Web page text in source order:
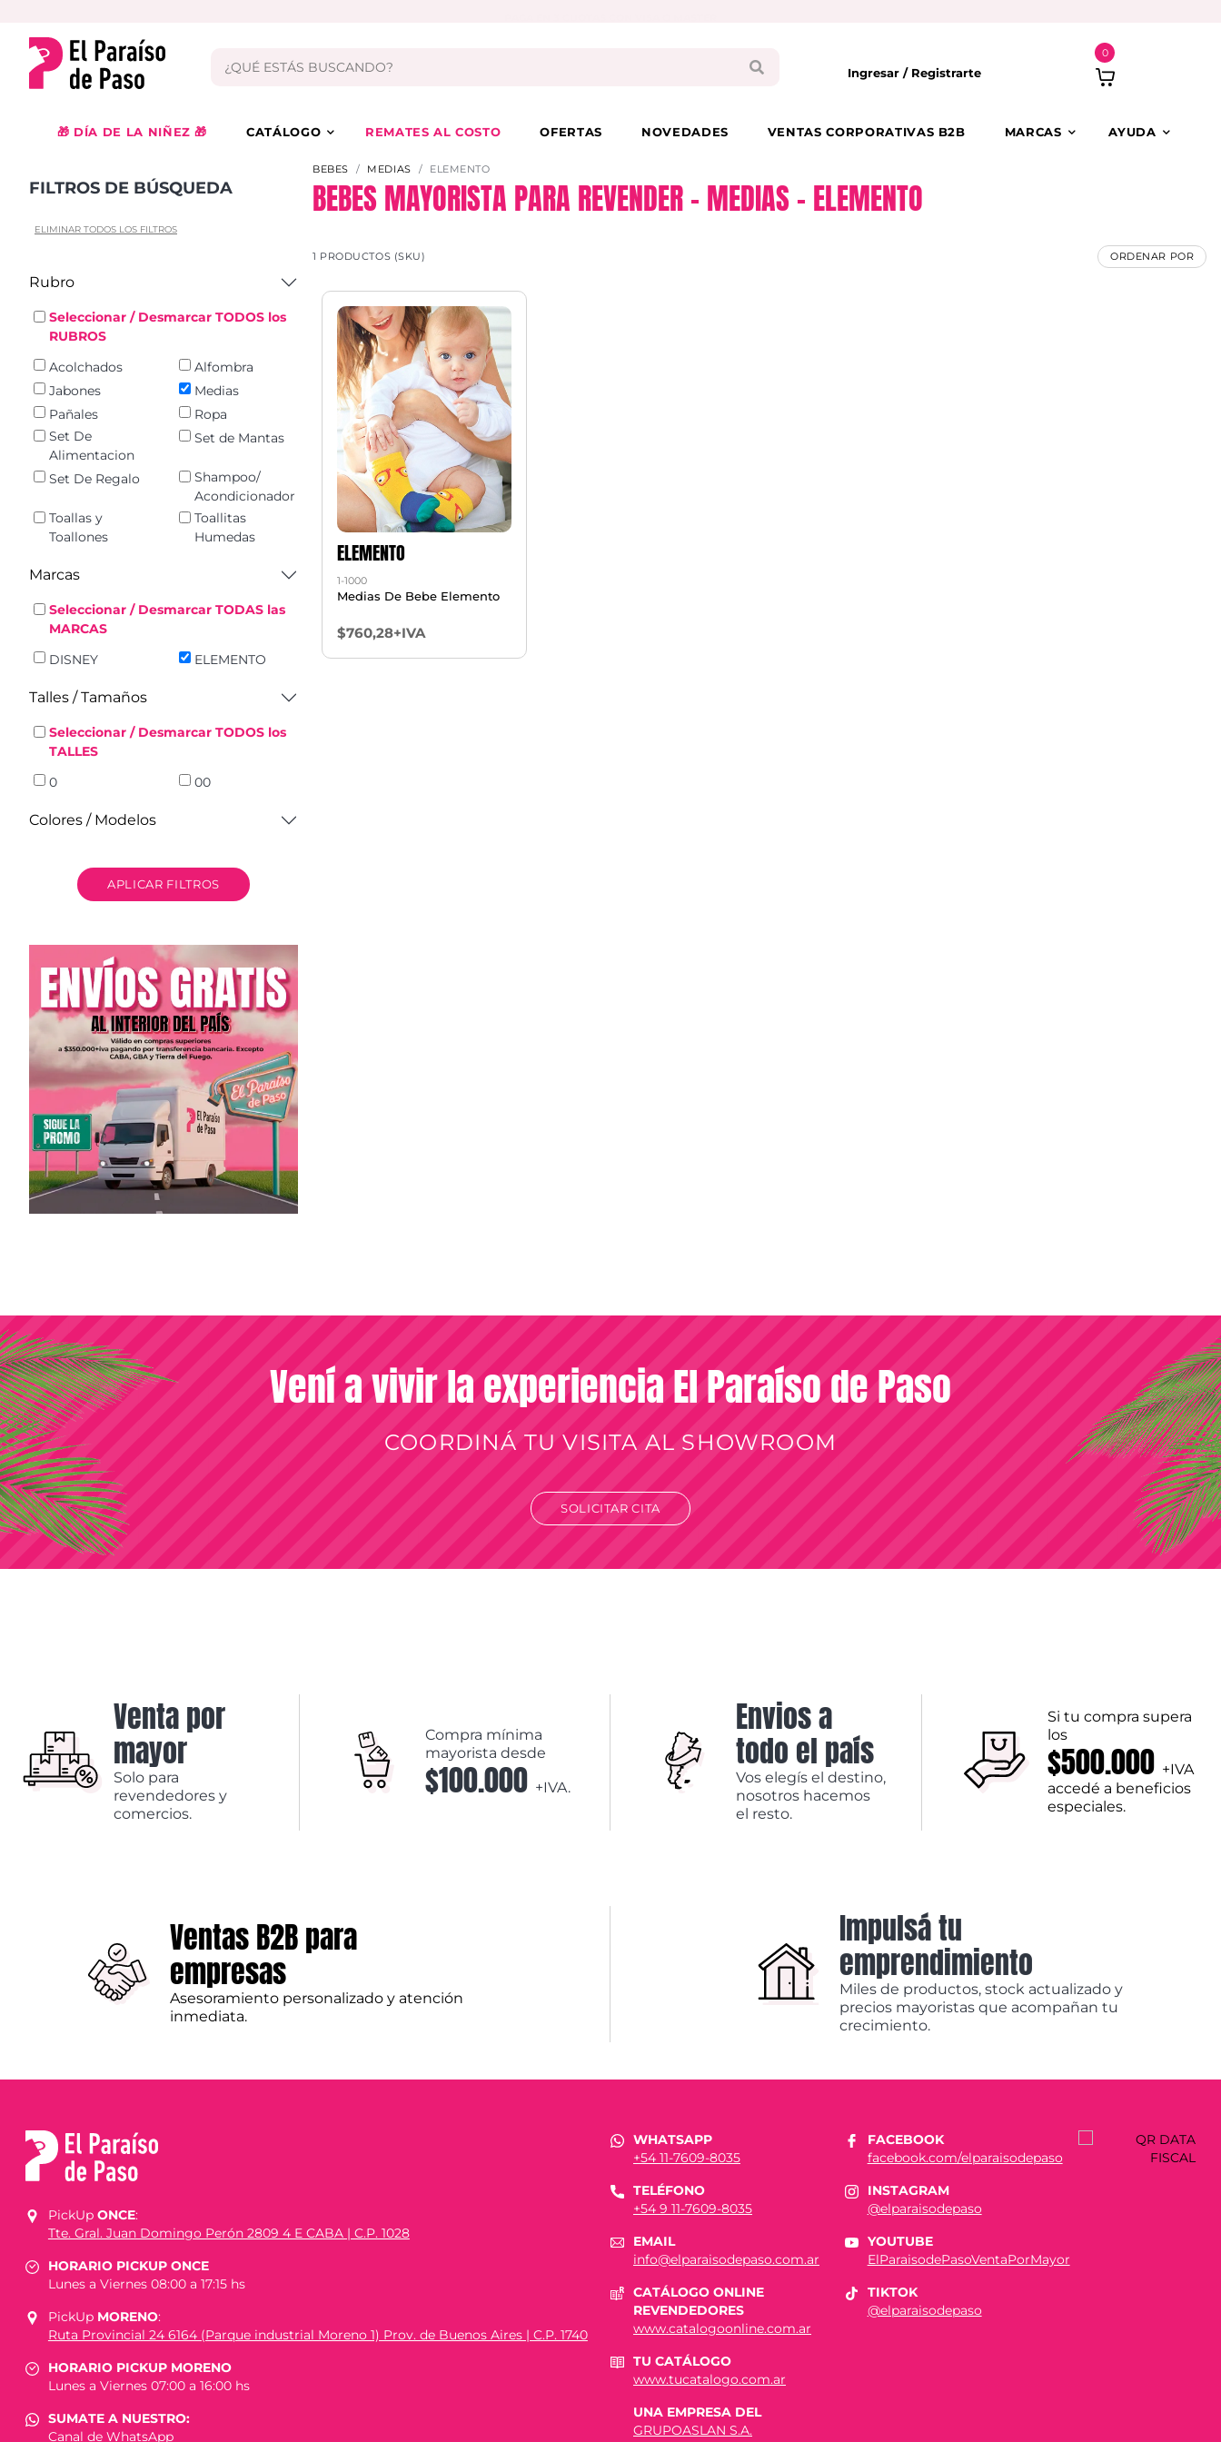
Ingresar / Registrarte
0
🎁 DÍA DE LA NIÑEZ 🎁 CATÁLOGO REMATES AL COSTO OFERTAS NOVEDADES VENTAS CORPORATIVAS B2B MARCAS AYUDA
FILTROS DE BÚSQUEDA
ELIMINAR TODOS LOS FILTROS
Rubro
Seleccionar / Desmarcar TODOS los
RUBROS
Acolchados
Alfombra
Jabones
Medias
Pañales
Ropa
Set De
Alimentacion
Set de Mantas
Set De Regalo
Shampoo/
Acondicionador
Toallas y
Toallones
Toallitas
Humedas
Marcas
Seleccionar / Desmarcar TODAS las
MARCAS
DISNEY
ELEMENTO
Talles / Tamaños
Seleccionar / Desmarcar TODOS los
TALLES
0
00
Colores / Modelos
APLICAR FILTROS
BEBES MEDIAS ELEMENTO
BEBES MAYORISTA PARA REVENDER – MEDIAS – ELEMENTO
1 PRODUCTOS (SKU) ORDENAR POR
ELEMENTO
1-1000
Medias De Bebe Elemento
$760,28+IVA
Vení a vivir la experiencia El Paraíso de Paso
COORDINÁ TU VISITA AL SHOWROOM
SOLICITAR CITA
Venta por
mayor
Solo para
revendedores y
comercios.
Compra mínima
mayorista desde
$100.000 +IVA.
Envios a
todo el país
Vos elegís el destino,
nosotros hacemos
el resto.
Si tu compra supera
los
$500.000 +IVA
accedé a beneficios
especiales.
Ventas B2B para
empresas
Asesoramiento personalizado y atención
inmediata.
Impulsá tu
emprendimiento
Miles de productos, stock actualizado y
precios mayoristas que acompañan tu
crecimiento.
PickUp ONCE:
Tte. Gral. Juan Domingo Perón 2809 4 E CABA | C.P. 1028
HORARIO PICKUP ONCE
Lunes a Viernes 08:00 a 17:15 hs
PickUp MORENO:
Ruta Provincial 24 6164 (Parque industrial Moreno 1) Prov. de Buenos Aires | C.P. 1740
HORARIO PICKUP MORENO
Lunes a Viernes 07:00 a 16:00 hs
SUMATE A NUESTRO:
Canal de WhatsApp
WHATSAPP
+54 11-7609-8035
TELÉFONO
+54 9 11-7609-8035
EMAIL
info@elparaisodepaso.com.ar
CATÁLOGO ONLINE
REVENDEDORES
www.catalogoonline.com.ar
TU CATÁLOGO
www.tucatalogo.com.ar
UNA EMPRESA DEL
GRUPOASLAN S.A.
FACEBOOK
facebook.com/elparaisodepaso
INSTAGRAM
@elparaisodepaso
YOUTUBE
ElParaisodePasoVentaPorMayor
TIKTOK
@elparaisodepaso